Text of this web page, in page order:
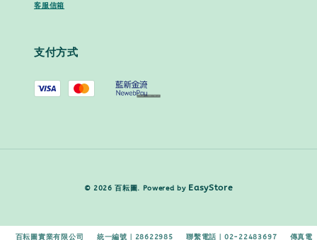
客服信箱
支付方式
© 2026 百耘圖. Powered by EasyStore
百耘圖實業有限公司 統一編號｜28622985 聯繫電話｜02-22483697 傳真電